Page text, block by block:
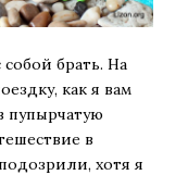
брать. На
как я вам
пупырчатую
в
хотя я